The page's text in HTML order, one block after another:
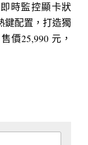
時監控顯卡狀
鍵配置，打造獨
價25,990 元，